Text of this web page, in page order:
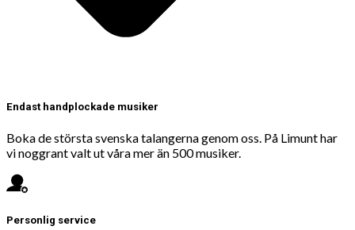
Endast handplockade musiker
Boka de största svenska talangerna genom oss. På Limunt har
vi noggrant valt ut våra mer än 500 musiker.
Personlig service